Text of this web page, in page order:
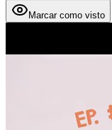
Marcar como visto